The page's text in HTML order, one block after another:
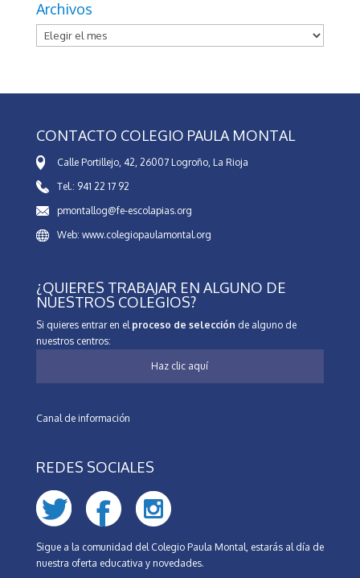
Archivos
Archivos
CONTACTO COLEGIO PAULA MONTAL
Calle Portillejo, 42, 26007 Logroño, La Rioja
Tel.: 941 22 17 92
pmontallog@fe-escolapias.org
Web: www.colegiopaulamontal.org
¿QUIERES TRABAJAR EN ALGUNO DE
NUESTROS COLEGIOS?
Si quieres entrar en el proceso de selección de alguno de
nuestros centros:
Haz clic aquí
Canal de información
REDES SOCIALES
Sigue a la comunidad del Colegio Paula Montal, estarás al día de
nuestra oferta educativa y novedades.